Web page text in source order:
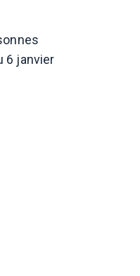
6 janvier